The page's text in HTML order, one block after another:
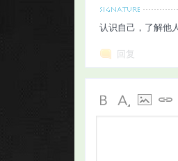
认识自己，了解他
回复